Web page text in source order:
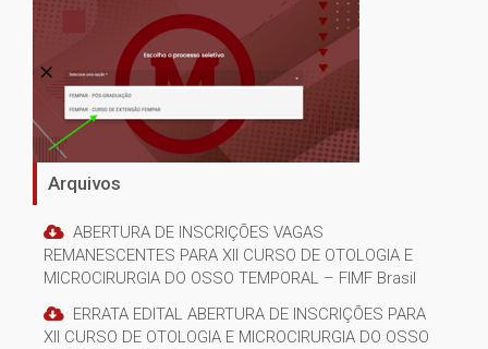
Arquivos
ABERTURA DE INSCRIÇÕES VAGAS
REMANESCENTES PARA XII CURSO DE OTOLOGIA E
MICROCIRURGIA DO OSSO TEMPORAL – FIMF Brasil
ERRATA EDITAL ABERTURA DE INSCRIÇÕES PARA
XII CURSO DE OTOLOGIA E MICROCIRURGIA DO OSSO